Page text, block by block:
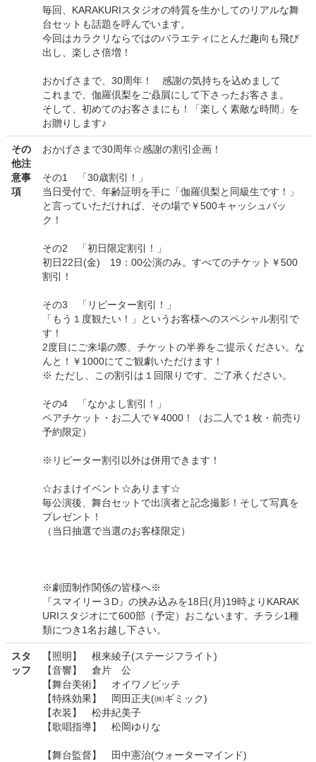
毎回、KARAKURIスタジオの特質を生かしてのリアルな舞
台セットも話題を呼んでいます。
今回はカラクリならではのバラエティにとんだ趣向も飛び
出し、楽しさ倍増！
おかげさまで、30周年！ 感謝の気持ちを込めまして
これまで、伽羅倶梨をご贔屓にして下さったお客さま。
そして、初めてのお客さまにも！「楽しく素敵な時間」を
お贈りします♪
その
他注
意事
項
おかげさまで30周年☆感謝の割引企画！
その1 「30歳割引！」
当日受付で、年齢証明を手に「伽羅倶梨と同級生です！」
と言っていただければ、その場で￥500キャッシュバッ
ク！
その2 「初日限定割引！」
初日22日(金) 19：00公演のみ。すべてのチケット￥500
割引！
その3 「リピーター割引！」
「もう１度観たい！」というお客様へのスペシャル割引で
す！
2度目にご来場の際、チケットの半券をご提示ください。な
んと！￥1000にてご観劇いただけます！
※ ただし、この割引は１回限りです。ご了承ください。
その4 「なかよし割引！」
ペアチケット・お二人で￥4000！（お二人で１枚・前売り
予約限定）
※リピーター割引以外は併用できます！
☆おまけイベント☆あります☆
毎公演後、舞台セットで出演者と記念撮影！そして写真を
プレゼント！
（当日抽選で当選のお客様限定）
※劇団制作関係の皆様へ※
『スマイリー３D』の挟み込みを18日(月)19時よりKARAK
URIスタジオにて600部（予定）おこないます。チラシ1種
類につき1名お越し下さい。
スタ
ッフ
【照明】 根来綾子(ステージフライト)
【音響】 倉片 公
【舞台美術】 オイワノビッチ
【特殊効果】 岡田正夫(㈱ギミック)
【衣装】 松井紀美子
【歌唱指導】 松岡ゆりな
【舞台監督】 田中憲治(ウォーターマインド)